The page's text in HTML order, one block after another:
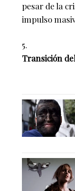
pesar de la
impulso
Transición